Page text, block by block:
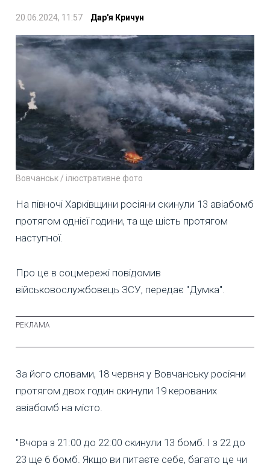
20.06.2024, 11:57 Дар'я Кричун
Вовчанськ / ілюстративне фото
На півночі Харківщини росіяни скинули 13 авіабомб
протягом однієї години, та ще шість протягом
наступної.
Про це в соцмережі повідомив
військовослужбовець ЗСУ, передає "Думка".
За його словами, 18 червня у Вовчанську росіяни
протягом двох годин скинули 19 керованих
авіабомб на місто.
"Вчора з 21:00 до 22:00 скинули 13 бомб. І з 22 до
23 ще 6 бомб. Якщо ви питаєте себе, багато це чи